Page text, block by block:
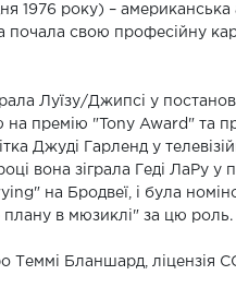
1976 року) –
почала свою професійну
Луїзу/Джипсі у
на премію "Tony Award" та
Джуді Гарленд у
вона зіграла Геді ЛаРу
на Бродвеї, і була
плану в мюзиклі" за цю роль.
Теммі Бланшард, ліцензія